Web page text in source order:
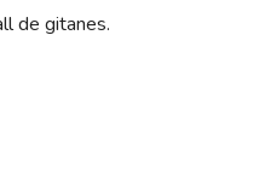
de gitanes.